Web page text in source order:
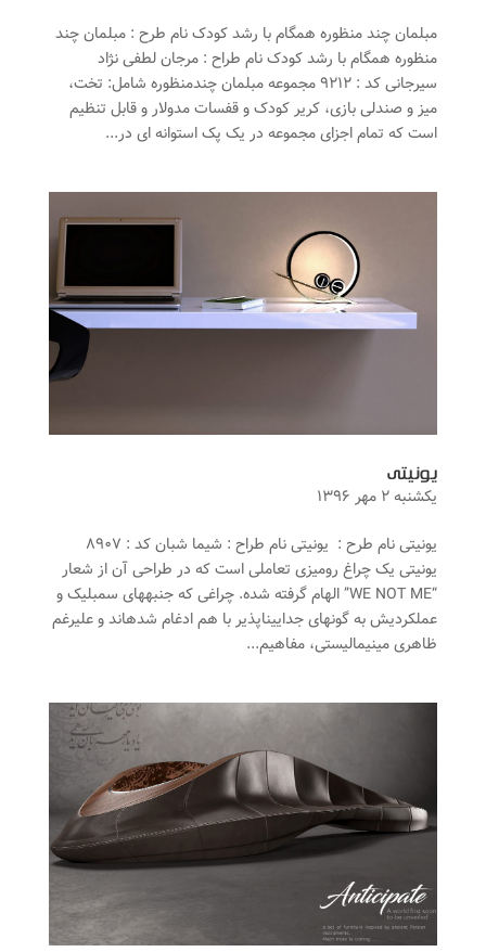
مبلمان چند منظوره همگام با رشد کودک نام طرح : مبلمان چند
منظوره همگام با رشد کودک نام طراح : مرجان لطفی نژاد
سیرجانی کد : ۹۲۱۲ مجموعه مبلمان چندمنظوره شامل: تخت،
میز و صندلی بازی، کریر کودک و قفسات مدولار و قابل تنظیم
است که تمام اجزای مجموعه در یک پک استوانه ای در...
یونیتی
یکشنبه ۲ مهر ۱۳۹۶
یونیتی نام طرح : یونیتی نام طراح : شیما شبان کد : ۸۹۰۷
یونیتی یک چراغ رومیزی تعاملی است که در طراحی آن از شعار
“WE NOT ME” الهام گرفته شده. چراغی که جنبه­های سمبلیک و
عملکردیش به گونه­ای جدایی­ناپذیر با هم ادغام شده­اند و علیرغم
ظاهری مینیمالیستی، مفاهیم...